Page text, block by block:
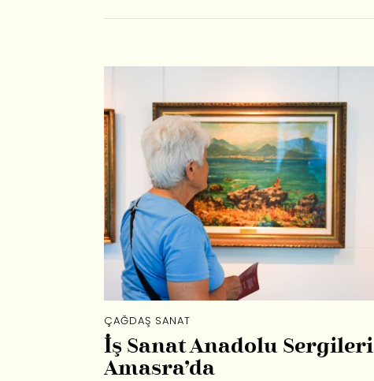
ÇAĞDAŞ SANAT
İş Sanat Anadolu Sergileri
Amasra’da